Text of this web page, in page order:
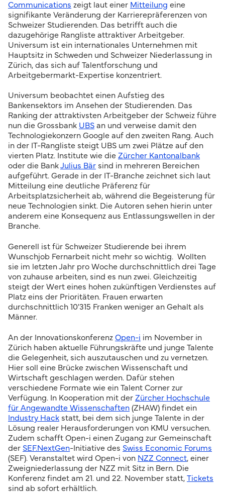
Communications zeigt laut einer Mitteilung eine
signifikante Veränderung der Karrierepräferenzen von
Schweizer Studierenden. Das betrifft auch die
dazugehörige Rangliste attraktiver Arbeitgeber.
Universum ist ein internationales Unternehmen mit
Hauptsitz in Schweden und Schweizer Niederlassung in
Zürich, das sich auf Talentforschung und
Arbeitgebermarkt-Expertise konzentriert.
Universum beobachtet einen Aufstieg des
Bankensektors im Ansehen der Studierenden. Das
Ranking der attraktivsten Arbeitgeber der Schweiz führe
nun die Grossbank UBS an und verweise damit den
Technologiekonzern Google auf den zweiten Rang. Auch
in der IT-Rangliste steigt UBS um zwei Plätze auf den
vierten Platz. Institute wie die Zürcher Kantonalbank
oder die BankJulius Bär sind in mehreren Bereichen
aufgeführt. Gerade in der IT-Branche zeichnet sich laut
Mitteilung eine deutliche Präferenz für
Arbeitsplatzsicherheit ab, während die Begeisterung für
neue Technologien sinkt. Die Autoren sehen hierin unter
anderem eine Konsequenz aus Entlassungswellen in der
Branche.
Generell ist für Schweizer Studierende bei ihrem
Wunschjob Fernarbeit nicht mehr so wichtig. Wollten
sie im letzten Jahr pro Woche durchschnittlich drei Tage
von zuhause arbeiten, sind es nun zwei. Gleichzeitig
steigt der Wert eines hohen zukünftigen Verdienstes auf
Platz eins der Prioritäten. Frauen erwarten
durchschnittlich 10'315 Franken weniger an Gehalt als
Männer.
An der Innovationskonferenz Open-i im November in
Zürich haben aktuelle Führungskräfte und junge Talente
die Gelegenheit, sich auszutauschen und zu vernetzen.
Hier soll eine Brücke zwischen Wissenschaft und
Wirtschaft geschlagen werden. Dafür stehen
verschiedene Formate wie ein Talent Corner zur
Verfügung. In Kooperation mit der Zürcher Hochschule
für Angewandte Wissenschaften (ZHAW) findet ein
Industry Hack statt, bei dem sich junge Talente in der
Lösung realer Herausforderungen von KMU versuchen.
Zudem schafft Open-i einen Zugang zur Gemeinschaft
der SEF.NextGen-Initiative des Swiss Economic Forums
(SEF). Veranstaltet wird Open-i von NZZ Connect, einer
Zweigniederlassung der NZZ mit Sitz in Bern. Die
Konferenz findet am 21. und 22. November statt, Tickets
sind ab sofort erhältlich.